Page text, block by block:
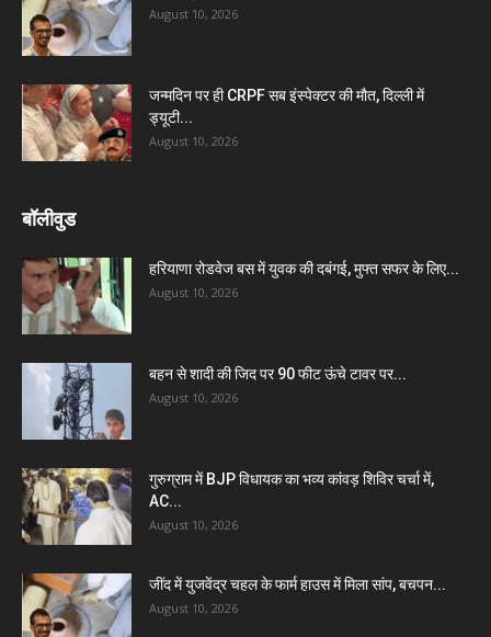
August 10, 2026
जन्मदिन पर ही CRPF सब इंस्पेक्टर की मौत, दिल्ली में
ड्यूटी...
August 10, 2026
बॉलीवुड
हरियाणा रोडवेज बस में युवक की दबंगई, मुफ्त सफर के लिए...
August 10, 2026
बहन से शादी की जिद पर 90 फीट ऊंचे टावर पर...
August 10, 2026
गुरुग्राम में BJP विधायक का भव्य कांवड़ शिविर चर्चा में,
AC...
August 10, 2026
जींद में युजवेंद्र चहल के फार्म हाउस में मिला सांप, बचपन...
August 10, 2026